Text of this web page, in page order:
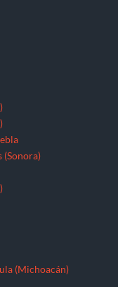
(Sonora)
(Michoacán)